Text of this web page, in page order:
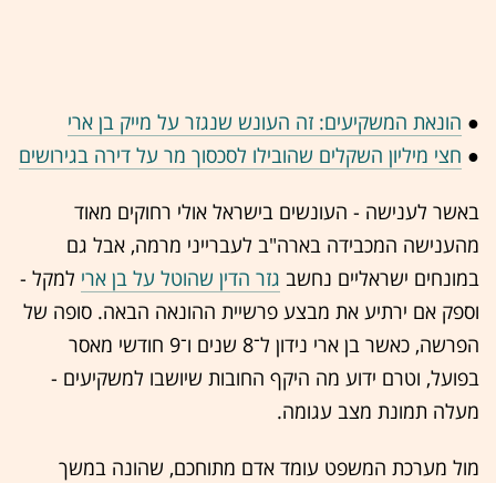
● הונאת המשקיעים: זה העונש שנגזר על מייק בן ארי
● חצי מיליון השקלים שהובילו לסכסוך מר על דירה בגירושים
באשר לענישה - העונשים בישראל אולי רחוקים מאוד
מהענישה המכבידה בארה"ב לעברייני מרמה, אבל גם
במונחים ישראליים נחשב גזר הדין שהוטל על בן ארי למקל -
וספק אם ירתיע את מבצע פרשיית ההונאה הבאה. סופה של
הפרשה, כאשר בן ארי נידון ל־8 שנים ו־9 חודשי מאסר
בפועל, וטרם ידוע מה היקף החובות שיושבו למשקיעים -
מעלה תמונת מצב עגומה.
מול מערכת המשפט עומד אדם מתוחכם, שהונה במשך